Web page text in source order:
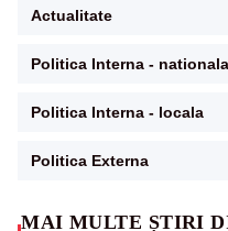
MAI MULTE ȘTIRI
Actualitate
Politica Interna - nationala
Politica Interna - locala
Politica Externa